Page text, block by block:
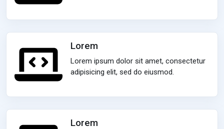
Lorem
Lorem ipsum dolor sit amet, consectetur
adipisicing elit, sed do eiusmod.
Lorem